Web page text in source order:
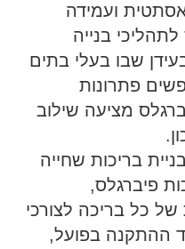
ועמידה
בנייה
שבו בעלי בתים
פתרונות
מציעה שילוב
בריכות שחייה
פיברגלס,
כל בריכה לצורכי
ההתקנה בפועל,